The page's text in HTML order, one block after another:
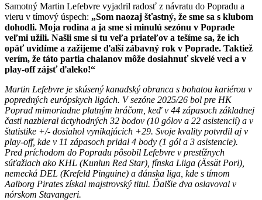
Samotný Martin Lefebvre vyjadril radosť z návratu do Popradu a
vieru v tímový úspech: „Som naozaj šťastný, že sme sa s klubom
dohodli. Moja rodina a ja sme si minulú sezónu v Poprade
veľmi užili. Našli sme si tu veľa priateľov a tešíme sa, že ich
opäť uvidíme a zažijeme ďalší zábavný rok v Poprade. Taktiež
verím, že táto partia chalanov môže dosiahnuť skvelé veci a v
play-off zájsť ďaleko!“
Martin Lefebvre je skúsený kanadský obranca s bohatou kariérou v
popredných európskych ligách. V sezóne 2025/26 bol pre HK
Poprad mimoriadne platným hráčom, keď v 44 zápasoch základnej
časti nazbieral úctyhodných 32 bodov (10 gólov a 22 asistencií) a v
štatistike +/- dosiahol vynikajúcich +29. Svoje kvality potvrdil aj v
play-off, kde v 11 zápasoch pridal 4 body (1 gól a 3 asistencie).
Pred príchodom do Popradu pôsobil Lefebvre v prestížnych
súťažiach ako KHL (Kunlun Red Star), fínska Liiga (Ässät Pori),
nemecká DEL (Krefeld Pinguine) a dánska liga, kde s tímom
Aalborg Pirates získal majstrovský titul. Ďalšie dva oslavoval v
nórskom Stavangeri.